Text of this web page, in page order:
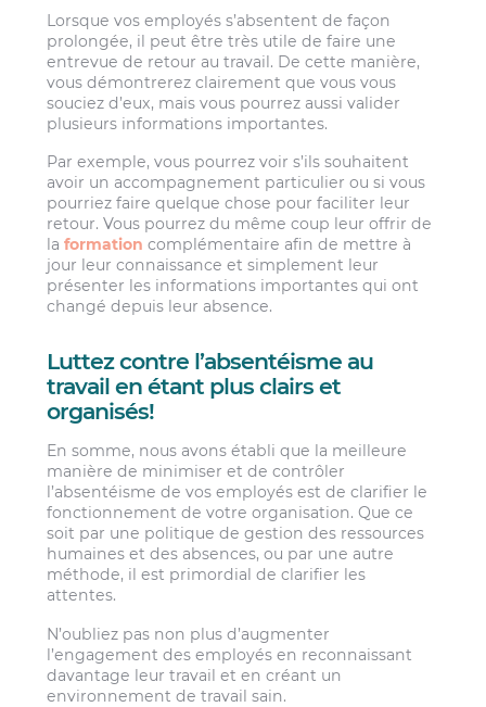
Lorsque vos employés s’absentent de façon
prolongée, il peut être très utile de faire une
entrevue de retour au travail. De cette manière,
vous démontrerez clairement que vous vous
souciez d’eux, mais vous pourrez aussi valider
plusieurs informations importantes.
Par exemple, vous pourrez voir s’ils souhaitent
avoir un accompagnement particulier ou si vous
pourriez faire quelque chose pour faciliter leur
retour. Vous pourrez du même coup leur offrir de
laformation complémentaire afin de mettre à
jour leur connaissance et simplement leur
présenter les informations importantes qui ont
changé depuis leur absence.
Luttez contre l’absentéisme au
travail en étant plus clairs et
organisés!
En somme, nous avons établi que la meilleure
manière de minimiser et de contrôler
l’absentéisme de vos employés est de clarifier le
fonctionnement de votre organisation. Que ce
soit par une politique de gestion des ressources
humaines et des absences, ou par une autre
méthode, il est primordial de clarifier les
attentes.
N’oubliez pas non plus d’augmenter
l’engagement des employés en reconnaissant
davantage leur travail et en créant un
environnement de travail sain.